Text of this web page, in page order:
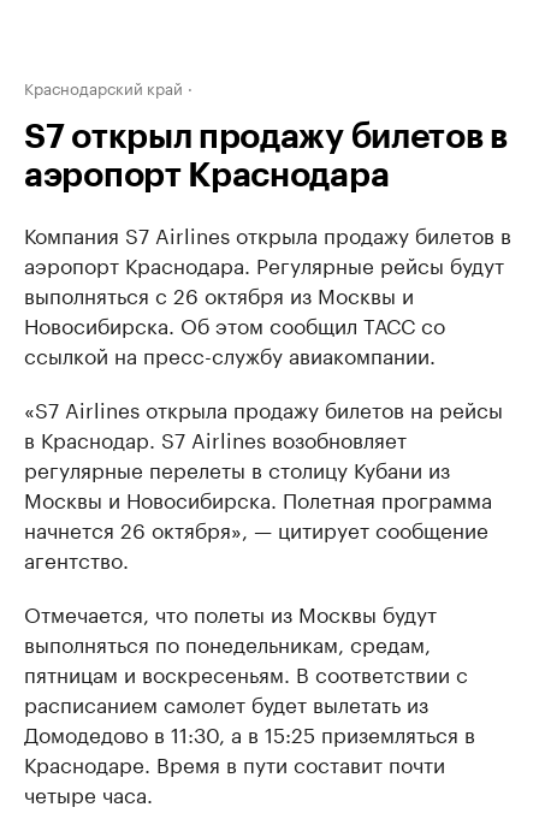
Краснодарский край
S7 открыл продажу билетов в
аэропорт Краснодара
Компания S7 Airlines открыла продажу билетов в
аэропорт Краснодара. Регулярные рейсы будут
выполняться с 26 октября из Москвы и
Новосибирска. Об этом сообщил ТАСС со
ссылкой на пресс-службу авиакомпании.
«S7 Airlines открыла продажу билетов на рейсы
в Краснодар. S7 Airlines возобновляет
регулярные перелеты в столицу Кубани из
Москвы и Новосибирска. Полетная программа
начнется 26 октября», — цитирует сообщение
агентство.
Отмечается, что полеты из Москвы будут
выполняться по понедельникам, средам,
пятницам и воскресеньям. В соответствии с
расписанием самолет будет вылетать из
Домодедово в 11:30, а в 15:25 приземляться в
Краснодаре. Время в пути составит почти
четыре часа.